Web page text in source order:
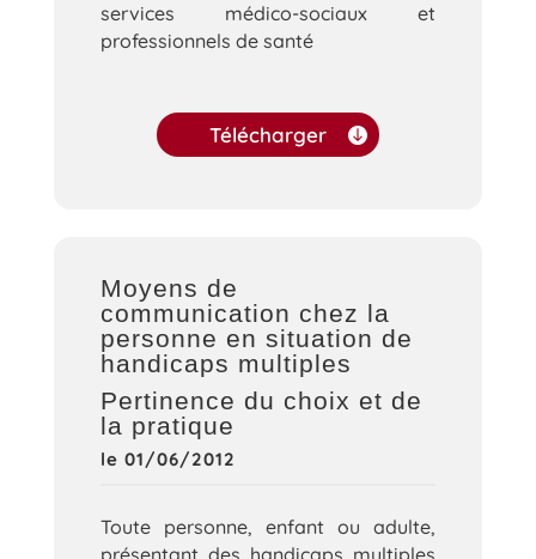
services médico-sociaux et
professionnels de santé
Télécharger
Moyens de
communication chez la
personne en situation de
handicaps multiples
Pertinence du choix et de
la pratique
le 01/06/2012
Toute personne, enfant ou adulte,